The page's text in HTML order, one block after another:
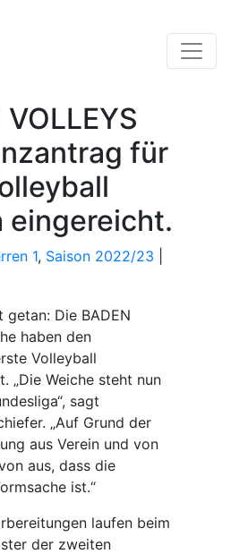
für
eingereicht.
1, Saison 2022/23
Die BADEN
haben den
Volleyball
„Die Weiche steht nun
sagt
„Auf Grund der
aus Verein und von
aus, dass die
ist.“
laufen beim
der zweiten